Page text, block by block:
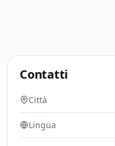
Contatti
Città
Lingua